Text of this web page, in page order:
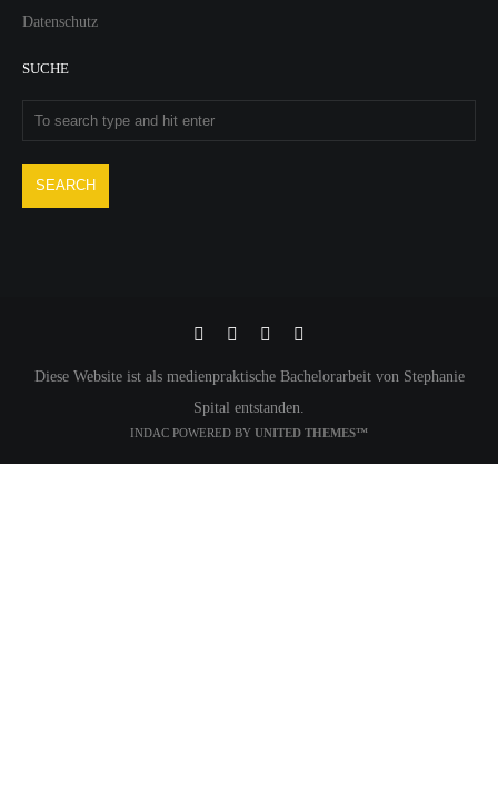
Datenschutz
SUCHE
Diese Website ist als medienpraktische Bachelorarbeit von Stephanie
Spital entstanden.
INDAC POWERED BY UNITED THEMES™